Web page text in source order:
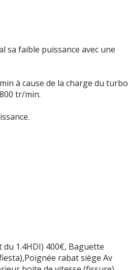
sa faible puissance avec une
à cause de la charge du turbo
tr/min.
1.4HDI) 400€, Baguette
rabat siège Av